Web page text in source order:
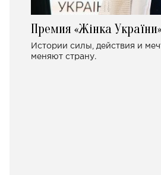
Премия «Жінка України»
Истории силы, действия и
меняют страну.